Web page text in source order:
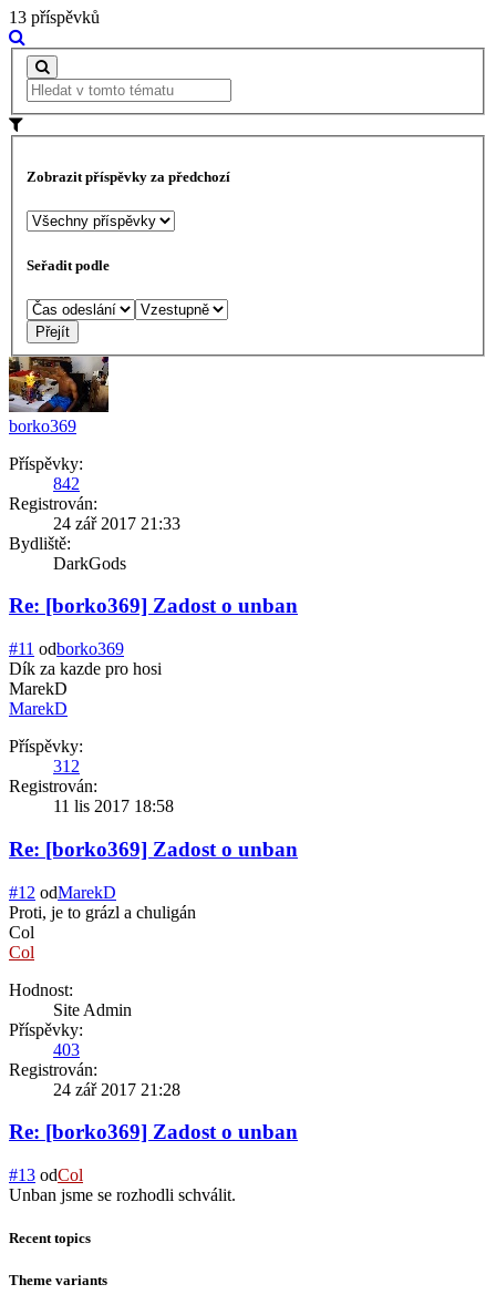
13 příspěvků
Zobrazit příspěvky za předchozí
Seřadit podle
borko369
Příspěvky:
842
Registrován:
24 zář 2017 21:33
Bydliště:
DarkGods
Re: [borko369] Zadost o unban
#11 odborko369
Dík za kazde pro hosi
MarekD
MarekD
Příspěvky:
312
Registrován:
11 lis 2017 18:58
Re: [borko369] Zadost o unban
#12 odMarekD
Proti, je to grázl a chuligán
Col
Col
Hodnost:
Site Admin
Příspěvky:
403
Registrován:
24 zář 2017 21:28
Re: [borko369] Zadost o unban
#13 odCol
Unban jsme se rozhodli schválit.
Recent topics
Theme variants